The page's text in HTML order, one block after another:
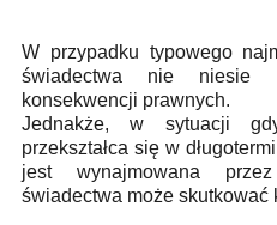
W przypadku typowego
świadectwa nie niesie
konsekwencji prawnych.
Jednakże, w sytuacji
przekształca się w
jest wynajmowana
świadectwa może skutkować